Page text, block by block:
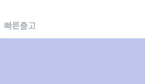
빠른출고